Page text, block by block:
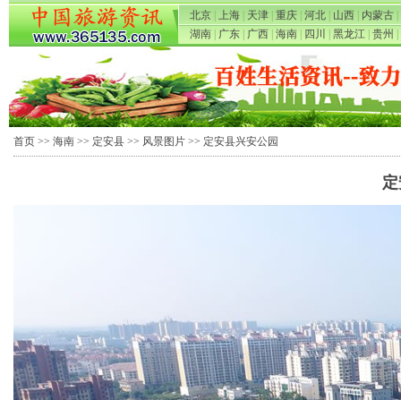
北京 上海 天津 重庆 河北 山西 内蒙古
湖南
广东 广西 海南 四川 黑龙江 贵州
首页 >> 海南 >> 定安县 >> 风景图片 >> 定安县兴安公园